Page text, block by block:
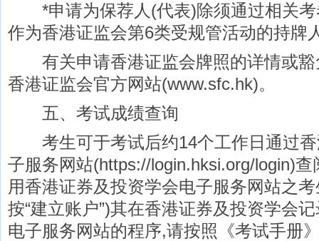
*申请为保荐人(代表)除须通过相关考
作为香港证监会第6类受规管活动的持牌
有关申请香港证监会牌照的详情或豁
香港证监会官方网站(www.sfc.hk)。
五、考试成绩查询
考生可于考试后约14个工作日通过香
子服务网站(https://login.hksi.org/login)
用香港证券及投资学会电子服务网站之
按“建立账户”)其在香港证券及投资学会
电子服务网站的程序,请按照《考试手册